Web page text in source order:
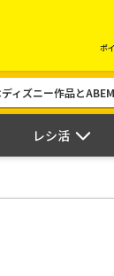
ポ
ィズニー作品と
レシ活